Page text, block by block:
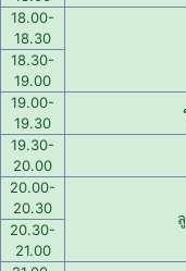
18.00-
18.30
18.30-
19.00
19.00-
19.30
19.30-
20.00
20.00-
20.30
20.30-
21.00